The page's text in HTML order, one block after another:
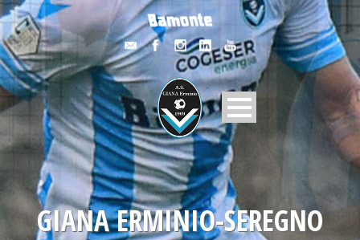
GIANA ERMINIO-SEREGNO